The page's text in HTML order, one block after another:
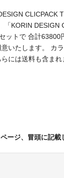
CLICPACK
「KORIN DESIGN
ットで 合計63800
いたします。 カ
には送料も含まれ
ージ、冒頭に記載